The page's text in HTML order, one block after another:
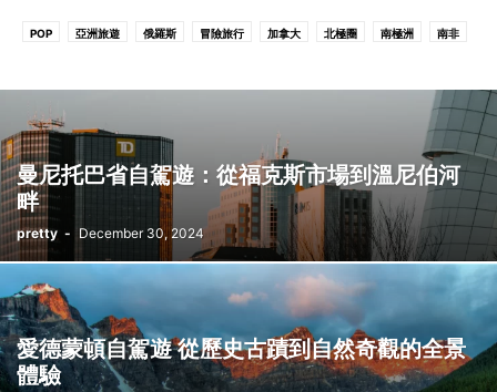
POP 亞洲旅遊 俄羅斯 冒險旅行 加拿大 北極圈 南極洲 南非
新西蘭 日本 歐洲 歐洲旅遊 比利時 法國 泰國 澳大利亞
澳門 葡萄牙
西班牙 郵輪旅遊
曼尼托巴省自駕遊：從福克斯市場到溫尼伯河
畔
pretty - December 30, 2024
愛德蒙頓自駕遊 從歷史古蹟到自然奇觀的全景
體驗